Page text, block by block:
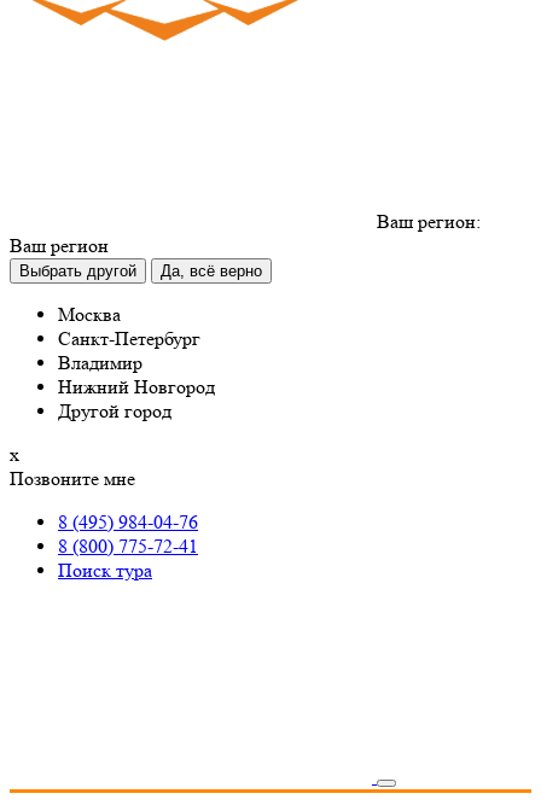
Ваш регион:
Ваш регион
Выбрать другой Да, всё верно
Москва
Санкт-Петербург
Владимир
Нижний Новгород
Другой город
х
Позвоните мне
8 (495) 984-04-76
8 (800) 775-72-41
Поиск тура